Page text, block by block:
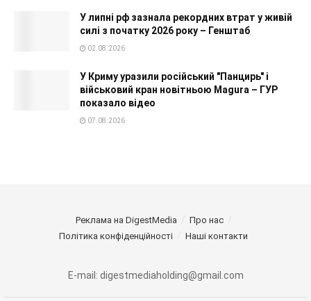
У липні рф зазнала рекордних втрат у живій
силі з початку 2026 року – Генштаб
02.08.2026
У Криму уразили російський "Панцирь" і
військовий кран новітньою Magura – ГУР
показало відео
07.08.2026
Реклама на DigestMedia
Про нас
Політика конфіденційності
Наші контакти
E-mail: digestmediaholding@gmail.com